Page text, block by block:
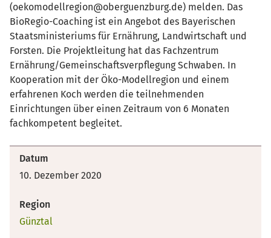
(oekomodellregion@oberguenzburg.de) melden. Das
BioRegio-Coaching ist ein Angebot des Bayerischen
Staatsministeriums für Ernährung, Landwirtschaft und
Forsten. Die Projektleitung hat das Fachzentrum
Ernährung/Gemeinschaftsverpflegung Schwaben. In
Kooperation mit der Öko-Modellregion und einem
erfahrenen Koch werden die teilnehmenden
Einrichtungen über einen Zeitraum von 6 Monaten
fachkompetent begleitet.
Datum
10. Dezember 2020
Region
Günztal